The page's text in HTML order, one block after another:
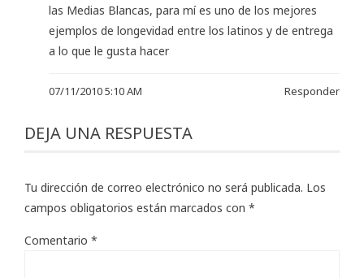
las Medias Blancas, para mí es uno de los mejores
ejemplos de longevidad entre los latinos y de entrega
a lo que le gusta hacer
07/11/2010 5:10 AM Responder
DEJA UNA RESPUESTA
Tu dirección de correo electrónico no será publicada. Los
campos obligatorios están marcados con *
Comentario *